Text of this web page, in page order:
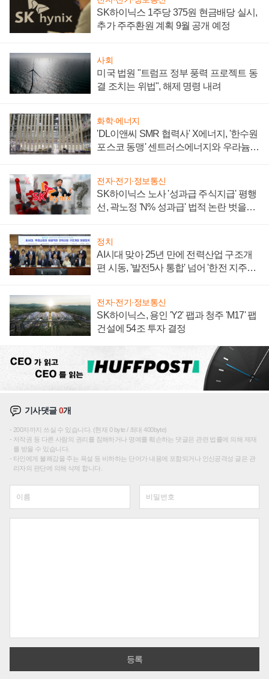
SK하이닉스 1주당 375원 현금배당 실시,
추가 주주환원 계획 9월 공개 예정
사회
미국 법원 "트럼프 정부 풍력 프로젝트 동
결 조치는 위법", 해제 명령 내려
화학·에너지
'DL이앤씨 SMR 협력사' X에너지, '한수원
포스코 동맹' 센트러스에너지와 우라늄
전자·전기·정보통신
SK하이닉스 노사 '성과급 주식지급' 평행
선, 곽노정 'N% 성과급' 법적 논란 벗을지
정치
AI시대 맞아 25년 만에 전력산업 구조개
편 시동, '발전5사 통합' 넘어 '한전 지주사'
전자·전기·정보통신
SK하이닉스, 용인 'Y2' 팹과 청주 'M17' 팹
건설에 54조 투자 결정
기사댓글0개
200자까지 쓰실 수 있습니다. (현재 0 byte / 최대 400byte)
저작권 등 다른 사람의 권리를 침해하거나 명예를 훼손하는 댓글은 관련 법률에 의해 제재
를 받을 수 있습니다.
타인에게 불쾌감을 주는 욕설 등 비하하는 단어가 내용에 포함되거나 인신공격성 글은 관
리자의 판단에 의해 삭제 합니다.